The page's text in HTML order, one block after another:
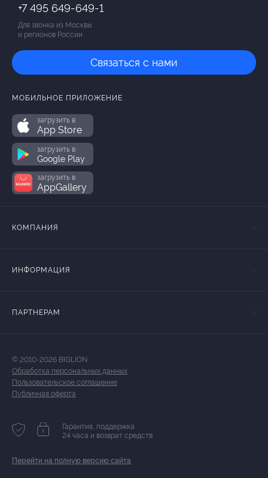
+7 495 649-649-1
Для звонка из Москвы
и регионов России
Связаться с нами
МОБИЛЬНОЕ ПРИЛОЖЕНИЕ
загрузить в
App Store
загрузить в
Google Play
загрузить в
AppGallery
КОМПАНИЯ
ИНФОРМАЦИЯ
ПАРТНЕРАМ
© 2010-2026 BIGLION
Обработка персональных данных
Пользовательское соглашение
Публичная оферта
Гарантия, поддержка
24 часа и возврат средств
Перейти на полную версию сайта